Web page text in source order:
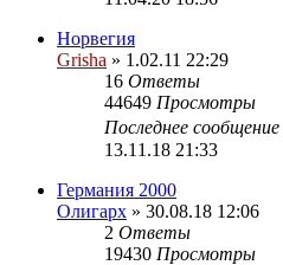
Норвегия
Grisha » 1.02.11 22:29
16 Ответы
44649 Просмотры
Последнее сообщение
13.11.18 21:33
Германия 2000
Олигарх » 30.08.18 12:06
2 Ответы
19430 Просмотры